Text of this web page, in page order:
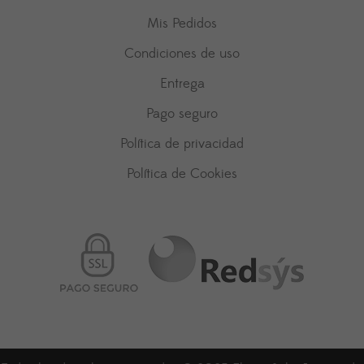
Mis Pedidos
Condiciones de uso
Entrega
Pago seguro
Política de privacidad
Política de Cookies